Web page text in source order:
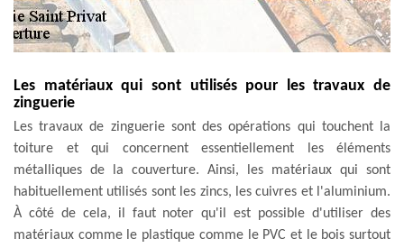
Les matériaux qui sont utilisés pour les travaux de
zinguerie
Les travaux de zinguerie sont des opérations qui touchent la
toiture et qui concernent essentiellement les éléments
métalliques de la couverture. Ainsi, les matériaux qui sont
habituellement utilisés sont les zincs, les cuivres et l'aluminium.
À côté de cela, il faut noter qu'il est possible d'utiliser des
matériaux comme le plastique comme le PVC et le bois surtout